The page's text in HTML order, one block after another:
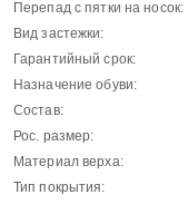
Перепад с пятки на носок:
Вид застежки:
Гарантийный срок:
Назначение обуви:
Состав:
Рос. размер:
Материал верха:
Тип покрытия: